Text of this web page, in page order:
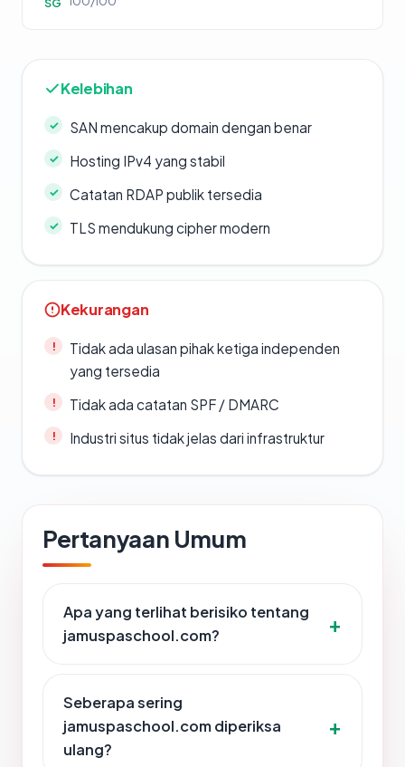
SG
Kelebihan
SAN mencakup domain dengan benar
Hosting IPv4 yang stabil
Catatan RDAP publik tersedia
TLS mendukung cipher modern
Kekurangan
Tidak ada ulasan pihak ketiga independen
yang tersedia
Tidak ada catatan SPF / DMARC
Industri situs tidak jelas dari infrastruktur
Pertanyaan Umum
Apa yang terlihat berisiko tentang
jamuspaschool.com?
Seberapa sering
jamuspaschool.com diperiksa
ulang?